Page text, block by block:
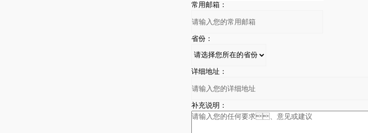
常用邮箱：
省份：
详细地址：
补充说明：